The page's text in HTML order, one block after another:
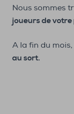
Nous sommes
joueurs de votre
A la fin du
au sort.